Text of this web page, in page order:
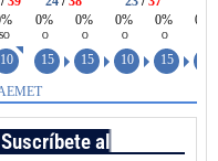
Suscríbete al boletín